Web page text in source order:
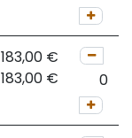
183,00 €
183,00 €